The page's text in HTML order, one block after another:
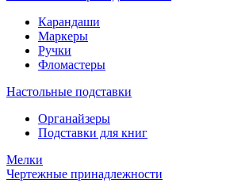
Карандаши
Маркеры
Ручки
Фломастеры
Настольные подставки
Органайзеры
Подставки для книг
Мелки
Чертежные принадлежности